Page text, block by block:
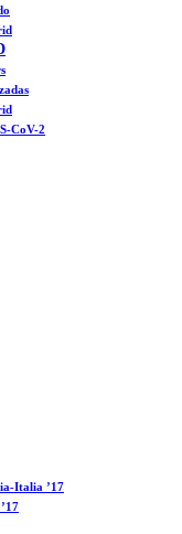
CoV-2
Italia ’17